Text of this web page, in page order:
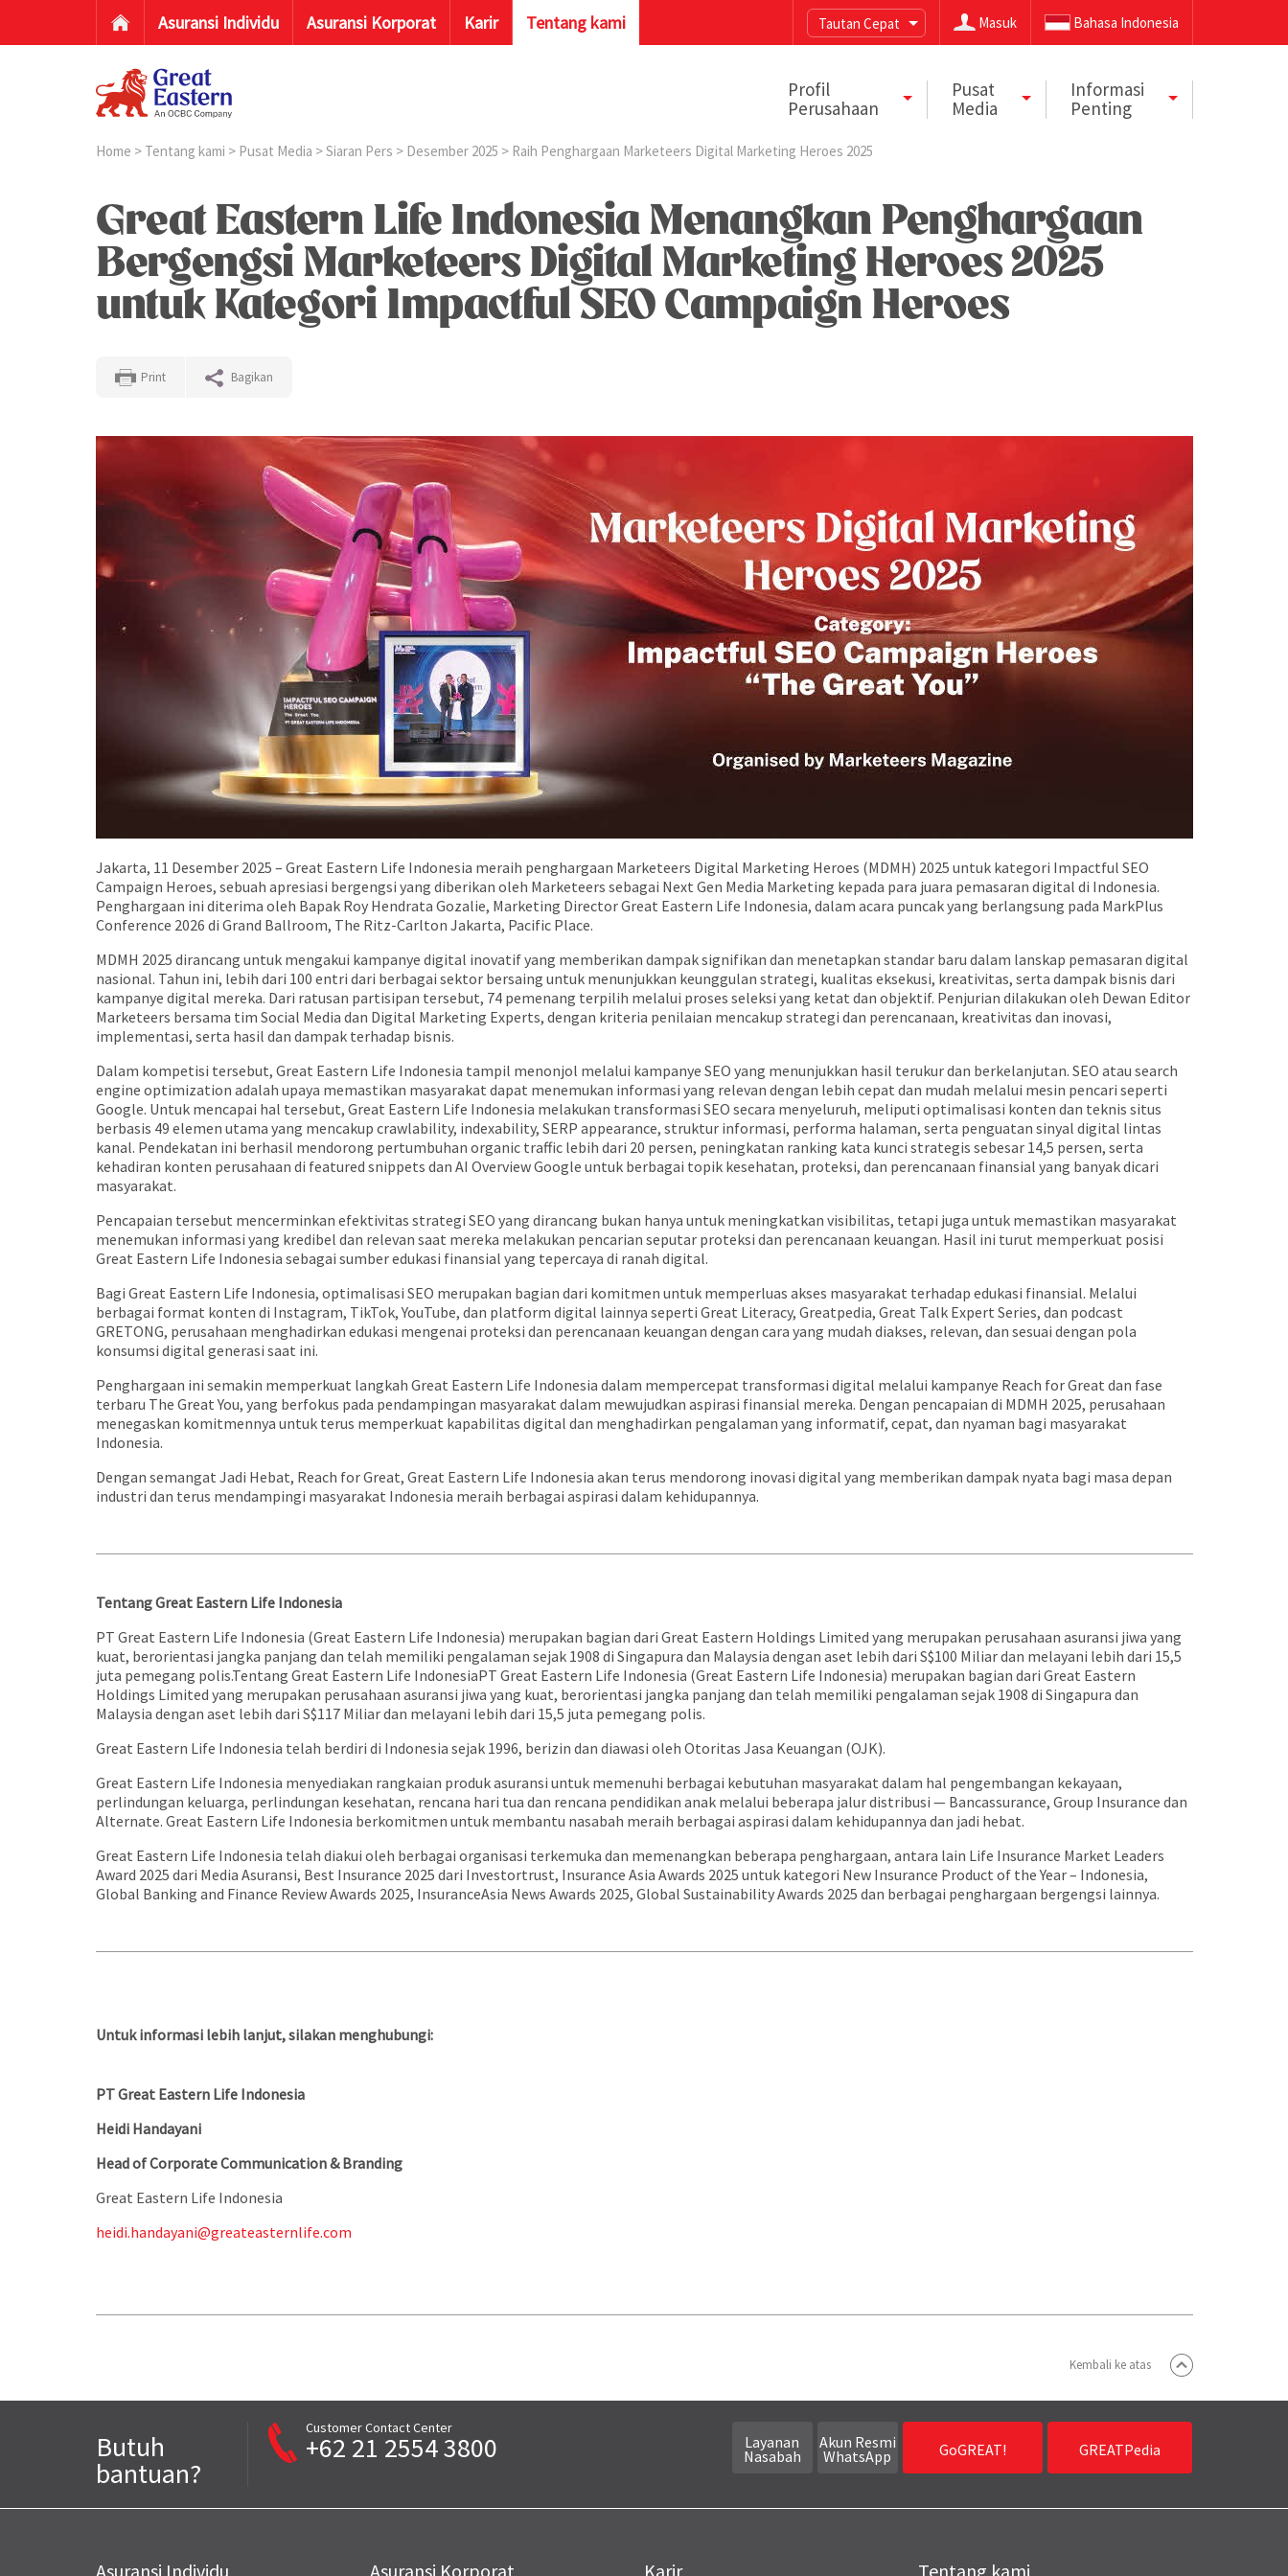
Asuransi Individu Asuransi Korporat Karir Tentang kami Tautan Cepat Masuk Bahasa Indonesia
Profil
Perusahaan
Pusat
Media
Informasi
Penting
Home > Tentang kami > Pusat Media >Siaran Pers > Desember 2025 > Raih Penghargaan Marketeers Digital Marketing Heroes 2025
Great Eastern Life Indonesia Menangkan Penghargaan
Bergengsi Marketeers Digital Marketing Heroes 2025
untuk Kategori Impactful SEO Campaign Heroes
Print Bagikan
Jakarta, 11 Desember 2025 – Great Eastern Life Indonesia meraih penghargaan Marketeers Digital Marketing Heroes (MDMH) 2025 untuk kategori Impactful SEO
Campaign Heroes, sebuah apresiasi bergengsi yang diberikan oleh Marketeers sebagai Next Gen Media Marketing kepada para juara pemasaran digital di Indonesia.
Penghargaan ini diterima oleh Bapak Roy Hendrata Gozalie, Marketing Director Great Eastern Life Indonesia, dalam acara puncak yang berlangsung pada MarkPlus
Conference 2026 di Grand Ballroom, The Ritz-Carlton Jakarta, Pacific Place.
MDMH 2025 dirancang untuk mengakui kampanye digital inovatif yang memberikan dampak signifikan dan menetapkan standar baru dalam lanskap pemasaran digital
nasional. Tahun ini, lebih dari 100 entri dari berbagai sektor bersaing untuk menunjukkan keunggulan strategi, kualitas eksekusi, kreativitas, serta dampak bisnis dari
kampanye digital mereka. Dari ratusan partisipan tersebut, 74 pemenang terpilih melalui proses seleksi yang ketat dan objektif. Penjurian dilakukan oleh Dewan Editor
Marketeers bersama tim Social Media dan Digital Marketing Experts, dengan kriteria penilaian mencakup strategi dan perencanaan, kreativitas dan inovasi,
implementasi, serta hasil dan dampak terhadap bisnis.
Dalam kompetisi tersebut, Great Eastern Life Indonesia tampil menonjol melalui kampanye SEO yang menunjukkan hasil terukur dan berkelanjutan. SEO atau search
engine optimization adalah upaya memastikan masyarakat dapat menemukan informasi yang relevan dengan lebih cepat dan mudah melalui mesin pencari seperti
Google. Untuk mencapai hal tersebut, Great Eastern Life Indonesia melakukan transformasi SEO secara menyeluruh, meliputi optimalisasi konten dan teknis situs
berbasis 49 elemen utama yang mencakup crawlability, indexability, SERP appearance, struktur informasi, performa halaman, serta penguatan sinyal digital lintas
kanal. Pendekatan ini berhasil mendorong pertumbuhan organic traffic lebih dari 20 persen, peningkatan ranking kata kunci strategis sebesar 14,5 persen, serta
kehadiran konten perusahaan di featured snippets dan AI Overview Google untuk berbagai topik kesehatan, proteksi, dan perencanaan finansial yang banyak dicari
masyarakat.
Pencapaian tersebut mencerminkan efektivitas strategi SEO yang dirancang bukan hanya untuk meningkatkan visibilitas, tetapi juga untuk memastikan masyarakat
menemukan informasi yang kredibel dan relevan saat mereka melakukan pencarian seputar proteksi dan perencanaan keuangan. Hasil ini turut memperkuat posisi
Great Eastern Life Indonesia sebagai sumber edukasi finansial yang tepercaya di ranah digital.
Bagi Great Eastern Life Indonesia, optimalisasi SEO merupakan bagian dari komitmen untuk memperluas akses masyarakat terhadap edukasi finansial. Melalui
berbagai format konten di Instagram, TikTok, YouTube, dan platform digital lainnya seperti Great Literacy, Greatpedia, Great Talk Expert Series, dan podcast
GRETONG, perusahaan menghadirkan edukasi mengenai proteksi dan perencanaan keuangan dengan cara yang mudah diakses, relevan, dan sesuai dengan pola
konsumsi digital generasi saat ini.
Penghargaan ini semakin memperkuat langkah Great Eastern Life Indonesia dalam mempercepat transformasi digital melalui kampanye Reach for Great dan fase
terbaru The Great You, yang berfokus pada pendampingan masyarakat dalam mewujudkan aspirasi finansial mereka. Dengan pencapaian di MDMH 2025, perusahaan
menegaskan komitmennya untuk terus memperkuat kapabilitas digital dan menghadirkan pengalaman yang informatif, cepat, dan nyaman bagi masyarakat
Indonesia.
Dengan semangat Jadi Hebat, Reach for Great, Great Eastern Life Indonesia akan terus mendorong inovasi digital yang memberikan dampak nyata bagi masa depan
industri dan terus mendampingi masyarakat Indonesia meraih berbagai aspirasi dalam kehidupannya.
Tentang Great Eastern Life Indonesia
PT Great Eastern Life Indonesia (Great Eastern Life Indonesia) merupakan bagian dari Great Eastern Holdings Limited yang merupakan perusahaan asuransi jiwa yang
kuat, berorientasi jangka panjang dan telah memiliki pengalaman sejak 1908 di Singapura dan Malaysia dengan aset lebih dari S$100 Miliar dan melayani lebih dari 15,5
juta pemegang polis.Tentang Great Eastern Life IndonesiaPT Great Eastern Life Indonesia (Great Eastern Life Indonesia) merupakan bagian dari Great Eastern
Holdings Limited yang merupakan perusahaan asuransi jiwa yang kuat, berorientasi jangka panjang dan telah memiliki pengalaman sejak 1908 di Singapura dan
Malaysia dengan aset lebih dari S$117 Miliar dan melayani lebih dari 15,5 juta pemegang polis.
Great Eastern Life Indonesia telah berdiri di Indonesia sejak 1996, berizin dan diawasi oleh Otoritas Jasa Keuangan (OJK).
Great Eastern Life Indonesia menyediakan rangkaian produk asuransi untuk memenuhi berbagai kebutuhan masyarakat dalam hal pengembangan kekayaan,
perlindungan keluarga, perlindungan kesehatan, rencana hari tua dan rencana pendidikan anak melalui beberapa jalur distribusi — Bancassurance, Group Insurance dan
Alternate. Great Eastern Life Indonesia berkomitmen untuk membantu nasabah meraih berbagai aspirasi dalam kehidupannya dan jadi hebat.
Great Eastern Life Indonesia telah diakui oleh berbagai organisasi terkemuka dan memenangkan beberapa penghargaan, antara lain Life Insurance Market Leaders
Award 2025 dari Media Asuransi, Best Insurance 2025 dari Investortrust, Insurance Asia Awards 2025 untuk kategori New Insurance Product of the Year – Indonesia,
Global Banking and Finance Review Awards 2025, InsuranceAsia News Awards 2025, Global Sustainability Awards 2025 dan berbagai penghargaan bergengsi lainnya.
Untuk informasi lebih lanjut, silakan menghubungi:
PT Great Eastern Life Indonesia
Heidi Handayani
Head of Corporate Communication & Branding
Great Eastern Life Indonesia
heidi.handayani@greateasternlife.com
Kembali ke atas
Butuh
bantuan?
Customer Contact Center
+62 21 2554 3800 Layanan
Nasabah
Akun Resmi
WhatsApp GoGREAT! GREATPedia
Asuransi Individu Asuransi Korporat Karir Tentang kami